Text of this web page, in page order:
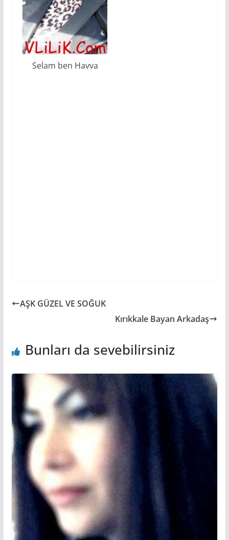
Selam ben Havva
AŞK GÜZEL VE ​​SOĞUK
Kırıkkale Bayan Arkadaş
Bunları da sevebilirsiniz